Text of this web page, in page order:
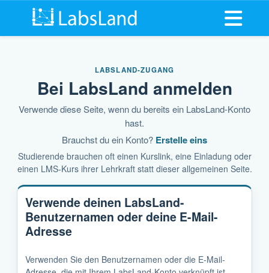
Menü
LABSLAND-ZUGANG
Bei LabsLand anmelden
Verwende diese Seite, wenn du bereits ein LabsLand-Konto
hast.
Brauchst du ein Konto? Erstelle eins
Studierende brauchen oft einen Kurslink, eine Einladung oder
einen LMS-Kurs ihrer Lehrkraft statt dieser allgemeinen Seite.
Verwende deinen LabsLand-
Benutzernamen oder deine E-Mail-
Adresse
Verwenden Sie den Benutzernamen oder die E-Mail-